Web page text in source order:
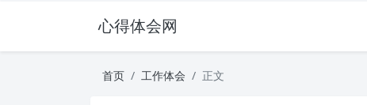
心得体会网
首页 工作体会 正文